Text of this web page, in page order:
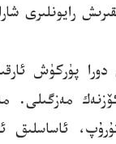
رايونلىرى
پۈركۈش
مەزگىلى.